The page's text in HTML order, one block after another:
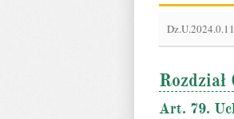
Rozdział
Art. 79.